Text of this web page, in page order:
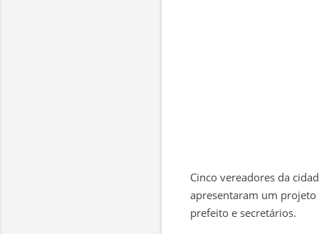
Cinco vereadores da
apresentaram um
prefeito e secretários.